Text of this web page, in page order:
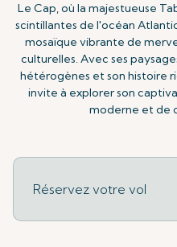
Le Cap, où la majestueuse
scintillantes de l'océan
mosaïque vibrante de
culturelles. Avec ses
hétérogènes et son histoire
invite à explorer son
moderne et de
Réservez votre vol